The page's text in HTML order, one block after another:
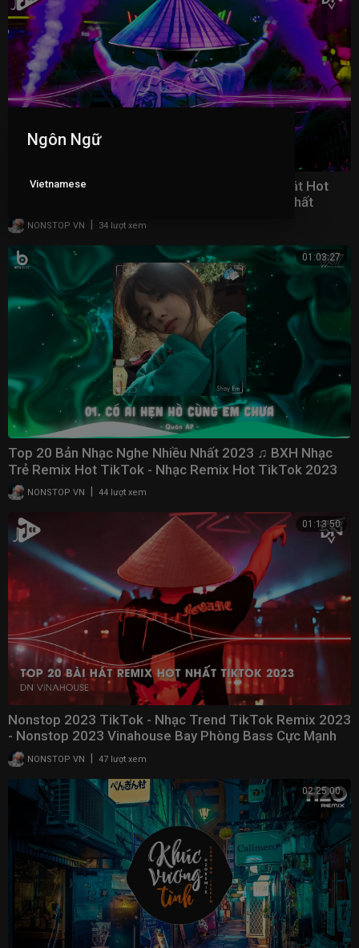
Nhạc Trend Tiktok Remix 2023 - Top 20 Bài Hát Hot
Nhất Trên TikTok - BXH Nhạc Trẻ Remix Mới Nhất
NONSTOP VN 34 lượt xem
01:03:27
Top 20 Bản Nhạc Nghe Nhiều Nhất 2023 ♫ BXH Nhạc
Trẻ Remix Hot TikTok - Nhạc Remix Hot TikTok 2023
NONSTOP VN 44 lượt xem
01:13:50
Nonstop 2023 TikTok - Nhạc Trend TikTok Remix 2023
- Nonstop 2023 Vinahouse Bay Phòng Bass Cực Mạnh
NONSTOP VN | 47 lượt xem
02:25:00
Ngôn Ngữ
Vietnamese